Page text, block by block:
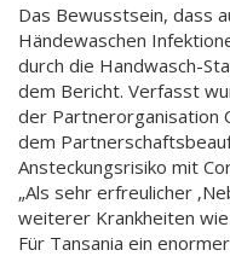
Das Bewusstsein, dass
Händewaschen
durch die Handwasch-
dem Bericht. Verfasst
der Partnerorganisation
dem
Ansteckungsrisiko mit
„Als sehr erfreulicher
weiterer Krankheiten
Für Tansania ein